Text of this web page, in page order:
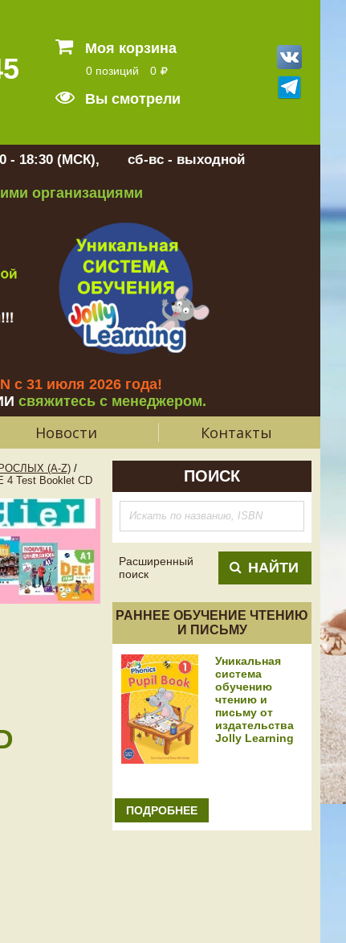
Моя корзина
0 позиций 0
Вы смотрели
- 18:30 (МСК), сб-вс - выходной
организациями
с 31 июля 2026 года!
свяжитесь с менеджером.
Новости Контакты
(A-Z) /
4 Test Booklet CD ПОИСК
Расширенный
поиск
НАЙТИ
РАННЕЕ ОБУЧЕНИЕ ЧТЕНИЮ
И ПИСЬМУ
Уникальная
система
обучению
чтению и
письму от
издательства
Jolly Learning
ПОДРОБНЕЕ